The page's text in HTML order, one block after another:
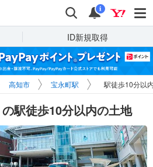
検索 通知
i
ID新規取得
高知市 宝永町駅 駅徒歩10分以
駅徒歩10分以内の土地